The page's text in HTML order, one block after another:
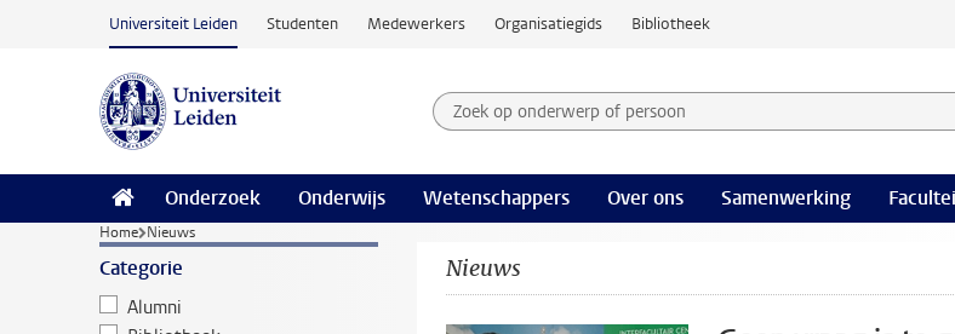
Ga naar hoofdinhoud
Universiteit Leiden Studenten Medewerkers Organisatiegids Bibliotheek
Zoek op onderwerp of persoon en selecteer
Zoekterm
Onderzoek Onderwijs Wetenschappers Over ons Samenwerking
Home Nieuws
Categorie
Alumni
Nieuws